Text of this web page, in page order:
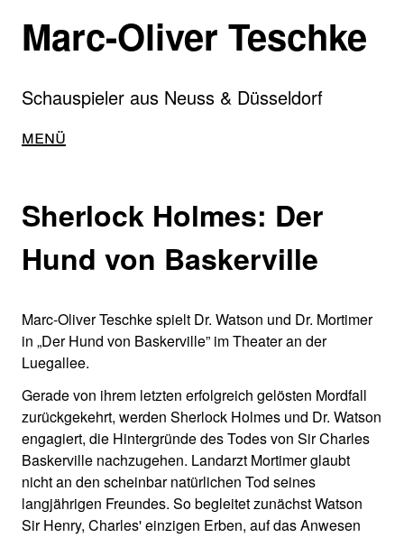
InhaltMarc-Oliver Teschke
Schauspieler aus Neuss & Düsseldorf
MainMenü
Sherlock Holmes: Der
Hund von Baskerville
Marc-Oliver Teschke spielt Dr. Watson und Dr. Mortimer
in „Der Hund von Baskerville” im Theater an der
Luegallee.
Gerade von ihrem letzten erfolgreich gelösten Mordfall
zurückgekehrt, werden Sherlock Holmes und Dr. Watson
engagiert, die Hintergründe des Todes von Sir Charles
Baskerville nachzugehen. Landarzt Mortimer glaubt
nicht an den scheinbar natürlichen Tod seines
langjährigen Freundes. So begleitet zunächst Watson
Sir Henry, Charles' einzigen Erben, auf das Anwesen